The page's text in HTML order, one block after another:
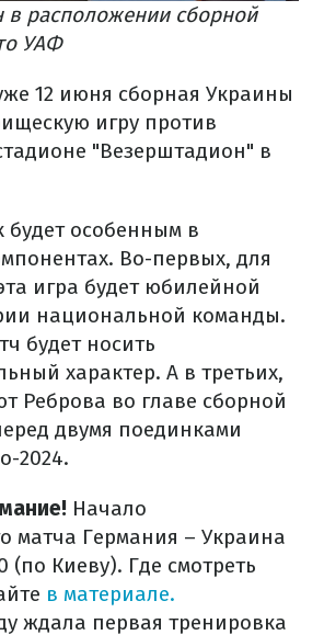
в расположении сборной
УАФ
12 июня сборная Украины
игру против
"Везерштадион" в
будет особенным в
Во-первых, для
игра будет юбилейной
национальной команды.
будет носить
характер. А в третьих,
Реброва во главе сборной
двумя поединками
2024.
Начало
матча Германия – Украина
(по Киеву). Где смотреть
в материале.
ждала первая тренировка